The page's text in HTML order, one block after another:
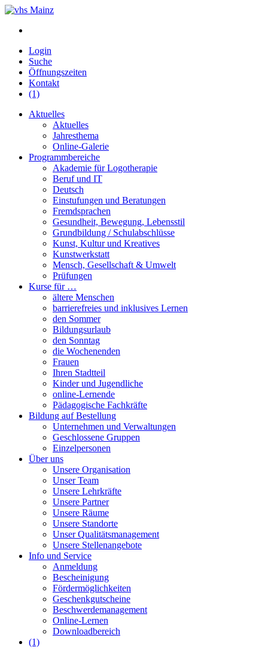
Login
Suche
Öffnungszeiten
Kontakt
(1)
Aktuelles
Aktuelles
Jahresthema
Online-Galerie
Programmbereiche
Akademie für Logotherapie
Beruf und IT
Deutsch
Einstufungen und Beratungen
Fremdsprachen
Gesundheit, Bewegung, Lebensstil
Grundbildung / Schulabschlüsse
Kunst, Kultur und Kreatives
Kunstwerkstatt
Mensch, Gesellschaft & Umwelt
Prüfungen
Kurse für …
ältere Menschen
barrierefreies und inklusives Lernen
den Sommer
Bildungsurlaub
den Sonntag
die Wochenenden
Frauen
Ihren Stadtteil
Kinder und Jugendliche
online-Lernende
Pädagogische Fachkräfte
Bildung auf Bestellung
Unternehmen und Verwaltungen
Geschlossene Gruppen
Einzelpersonen
Über uns
Unsere Organisation
Unser Team
Unsere Lehrkräfte
Unsere Partner
Unsere Räume
Unsere Standorte
Unser Qualitätsmanagement
Unsere Stellenangebote
Info und Service
Anmeldung
Bescheinigung
Fördermöglichkeiten
Geschenkgutscheine
Beschwerdemanagement
Online-Lernen
Downloadbereich
(1)